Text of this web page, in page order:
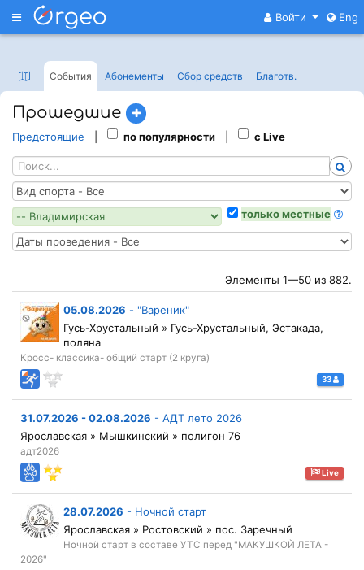
Меню Войти Eng
События Абонементы Сбор средств Благотв.
Прошедшие
Предстоящие по популярности с Live
только местные
Элементы 1—50 из 882.
05.08.2026 - "Вареник"
Гусь-Хрустальный » Гусь-Хрустальный, Эстакада,
поляна
Кросс- классика- общий старт (2 круга)
33
31.07.2026 - 02.08.2026 - АДТ лето 2026
Ярославская » Мышкинский » полигон 76
адт2026
Live
28.07.2026 - Ночной старт
Ярославская » Ростовский » пос. Заречный
Ночной старт в составе УТС перед "МАКУШКОЙ ЛЕТА -
2026"